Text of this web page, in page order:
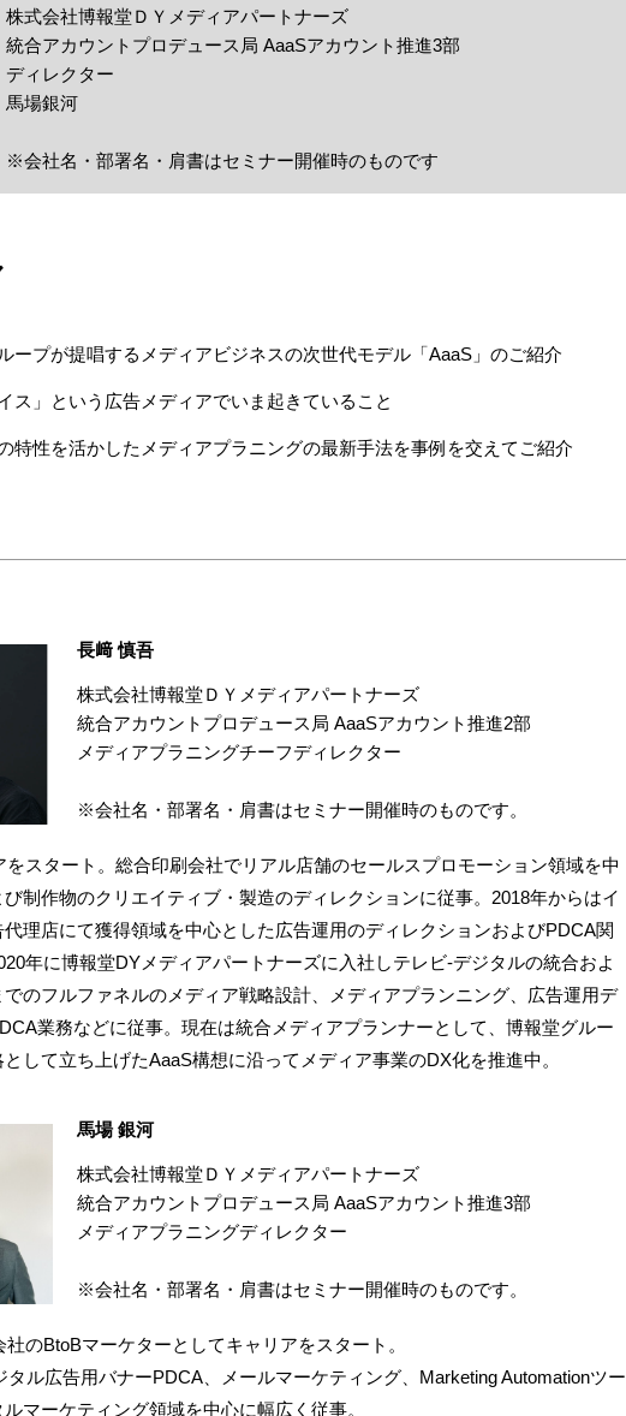
株式会社博報堂ＤＹメディアパートナーズ
統合アカウントプロデュース局 AaaSアカウント推進3部
ディレクター
馬場銀河
※会社名・部署名・肩書はセミナー開催時のものです
ープが提唱するメディアビジネスの次世代モデル「AaaS」のご紹介
ス」という広告メディアでいま起きていること
特性を活かしたメディアプラニングの最新手法を事例を交えてご紹介
長﨑 慎吾
株式会社博報堂ＤＹメディアパートナーズ
統合アカウントプロデュース局 AaaSアカウント推進2部
メディアプラニングチーフディレクター
※会社名・部署名・肩書はセミナー開催時のものです。
をスタート。総合印刷会社でリアル店舗のセールスプロモーション領域を中
制作物のクリエイティブ・製造のディレクションに従事。2018年からはイ
代理店にて獲得領域を中心とした広告運用のディレクションおよびPDCA関
年に博報堂DYメディアパートナーズに入社しテレビ-デジタルの統合およ
のフルファネルのメディア戦略設計、メディアプランニング、広告運用デ
業務などに従事。現在は統合メディアプランナーとして、博報堂グルー
して立ち上げたAaaS構想に沿ってメディア事業のDX化を推進中。
馬場 銀河
株式会社博報堂ＤＹメディアパートナーズ
統合アカウントプロデュース局 AaaSアカウント推進3部
メディアプラニングディレクター
※会社名・部署名・肩書はセミナー開催時のものです。
のBtoBマーケターとしてキャリアをスタート。
タル広告用バナーPDCA、メールマーケティング、Marketing Automationツー
マーケティング領域を中心に幅広く従事。